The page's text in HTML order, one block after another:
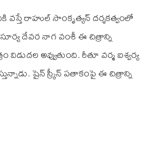
రాహుల్ సాంకృత్యన్ దర్శకత్వంలో
దేవర నాగ వంశీ ఈ చిత్రాన్ని
విడుదల అవ్వుతుంది. రీతూ వర్మ ఐశ్వర్య
షైన్ స్క్రీన్ పతాకంపై ఈ చిత్రాన్ని